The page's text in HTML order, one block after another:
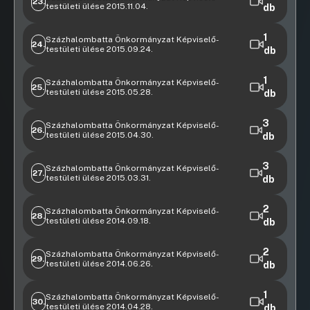
13:00:58
10:28:24
10:18:06
12:59:09
testületi ülése 2015.11.04.
db
3. Napirendi pont
10:02:45
24.Százhalombatta Önkormányzat Képviselő-
testületi ülése 2015.09.24.
1
db
Napirendi előtt
25.Százhalombatta Önkormányzat Képviselő-
testületi ülése 2015.05.28.
1
db
1. Napirendi pont
26.Százhalombatta Önkormányzat Képviselő-
testületi ülése 2015.04.30.
3
db
Napirendi előtt
09:05:50
10:12:25
27.Százhalombatta Önkormányzat Képviselő-
testületi ülése 2015.03.31.
3
db
Napirendi előtt
14:20:50 14:28:30
28.Százhalombatta Önkormányzat Képviselő-
testületi ülése 2014.09.18.
2
db
Napirendi előtt
29.Százhalombatta Önkormányzat Képviselő-
testületi ülése 2014.06.26.
2
db
Napirendi előtt
30.Százhalombatta Önkormányzat Képviselő-
testületi ülése 2014.04.28.
1
db